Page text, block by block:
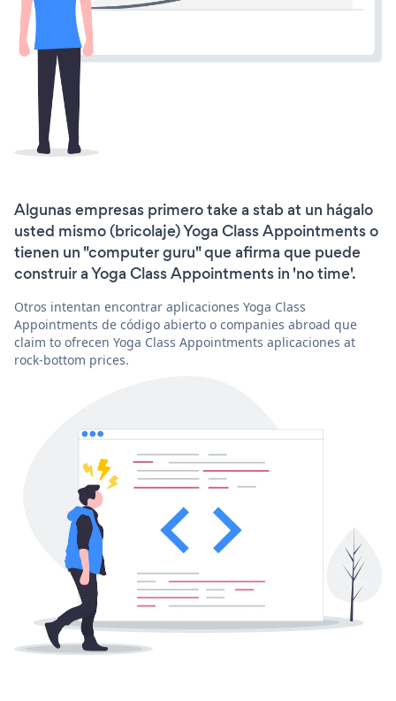
Algunas empresas primero take a stab at un hágalo
usted mismo (bricolaje) Yoga Class Appointments o
tienen un "computer guru" que afirma que puede
construir a Yoga Class Appointments in 'no time'.
Otros intentan encontrar aplicaciones Yoga Class
Appointments de código abierto o companies abroad que
claim to ofrecen Yoga Class Appointments aplicaciones at
rock-bottom prices.